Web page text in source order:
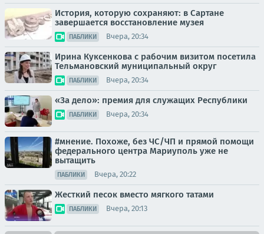
История, которую сохраняют: в Сартане
завершается восстановление музея
ПАБЛИКИ Вчера, 20:34
Ирина Куксенкова с рабочим визитом посетила
Тельмановский муниципальный округ
ПАБЛИКИ Вчера, 20:34
«За дело»: премия для служащих Республики
ПАБЛИКИ Вчера, 20:34
#мнение. Похоже, без ЧС/ЧП и прямой помощи
федерального центра Мариуполь уже не
вытащить
ПАБЛИКИ Вчера, 20:22
Жесткий песок вместо мягкого татами
ПАБЛИКИ Вчера, 20:13